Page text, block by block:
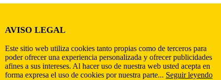
AVISO LEGAL
Este sitio web utiliza cookies tanto propias como de terceros para
poder ofrecer una experiencia personalizada y ofrecer publicidades
afines a sus intereses. Al hacer uso de nuestra web usted acepta en
forma expresa el uso de cookies por nuestra parte... Seguir leyendo